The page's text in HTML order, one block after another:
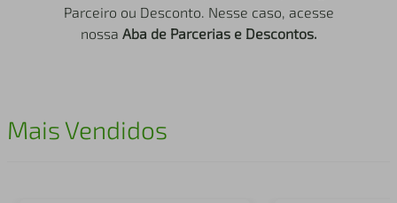
Parceiro ou Desconto. Nesse caso, acesse
nossa Aba de Parcerias e Descontos.
Mais Vendidos